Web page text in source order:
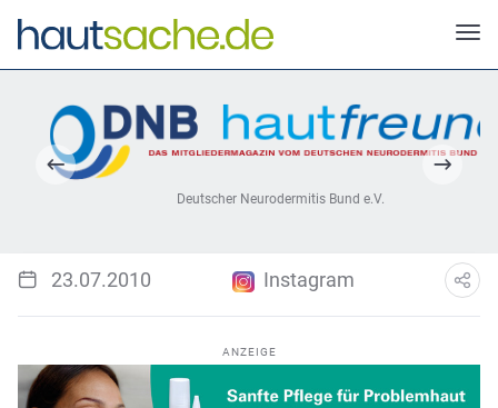
Deutscher Neurodermitis Bund e.V.
23.07.2010 Instagram
ANZEIGE